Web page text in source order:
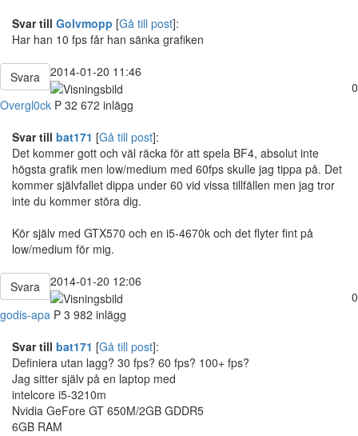
Svar till Golvmopp [Gå till post]:
Har han 10 fps får han sänka grafiken
Svara
2014-01-20 11:46
0
Overgl0ck P 32 672 inlägg
Svar till bat171 [Gå till post]:
Det kommer gott och väl räcka för att spela BF4, absolut inte
högsta grafik men low/medium med 60fps skulle jag tippa på. Det
kommer självfallet dippa under 60 vid vissa tillfällen men jag tror
inte du kommer störa dig.
Kör själv med GTX570 och en i5-4670k och det flyter fint på
low/medium för mig.
Svara
2014-01-20 12:06
0
godis-apa P 3 982 inlägg
Svar till bat171 [Gå till post]:
Definiera utan lagg? 30 fps? 60 fps? 100+ fps?
Jag sitter själv på en laptop med
intelcore i5-3210m
Nvidia GeFore GT 650M/2GB GDDR5
6GB RAM